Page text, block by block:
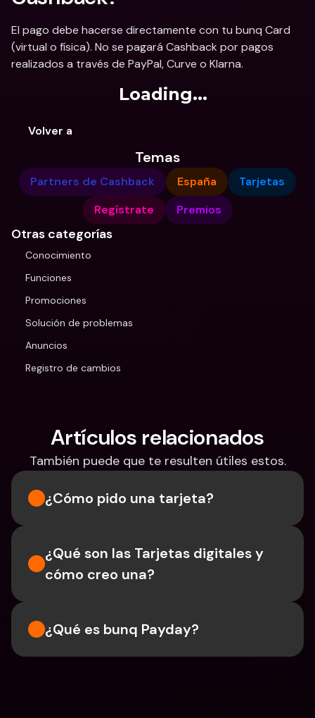
El pago debe hacerse directamente con tu bunq Card
(virtual o física). No se pagará Cashback por pagos
realizados a través de PayPal, Curve o Klarna.
Loading...
Volver a
Temas
Partners de Cashback España
Tarjetas
Regístrate
Premios
Otras categorías
Conocimiento
Funciones
Promociones
Solución de problemas
Anuncios
Registro de cambios
Artículos relacionados
También puede que te resulten útiles estos.
¿Cómo pido una tarjeta?
¿Qué son las Tarjetas digitales y
cómo creo una?
¿Qué es bunq Payday?